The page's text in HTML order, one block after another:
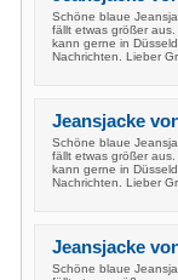
Schöne blaue
fällt etwas größer
kann gerne in
Nachrichten. Lieber
Jeansjacke
Schöne blaue
fällt etwas größer
kann gerne in
Nachrichten. Lieber
Jeansjacke
Schöne blaue